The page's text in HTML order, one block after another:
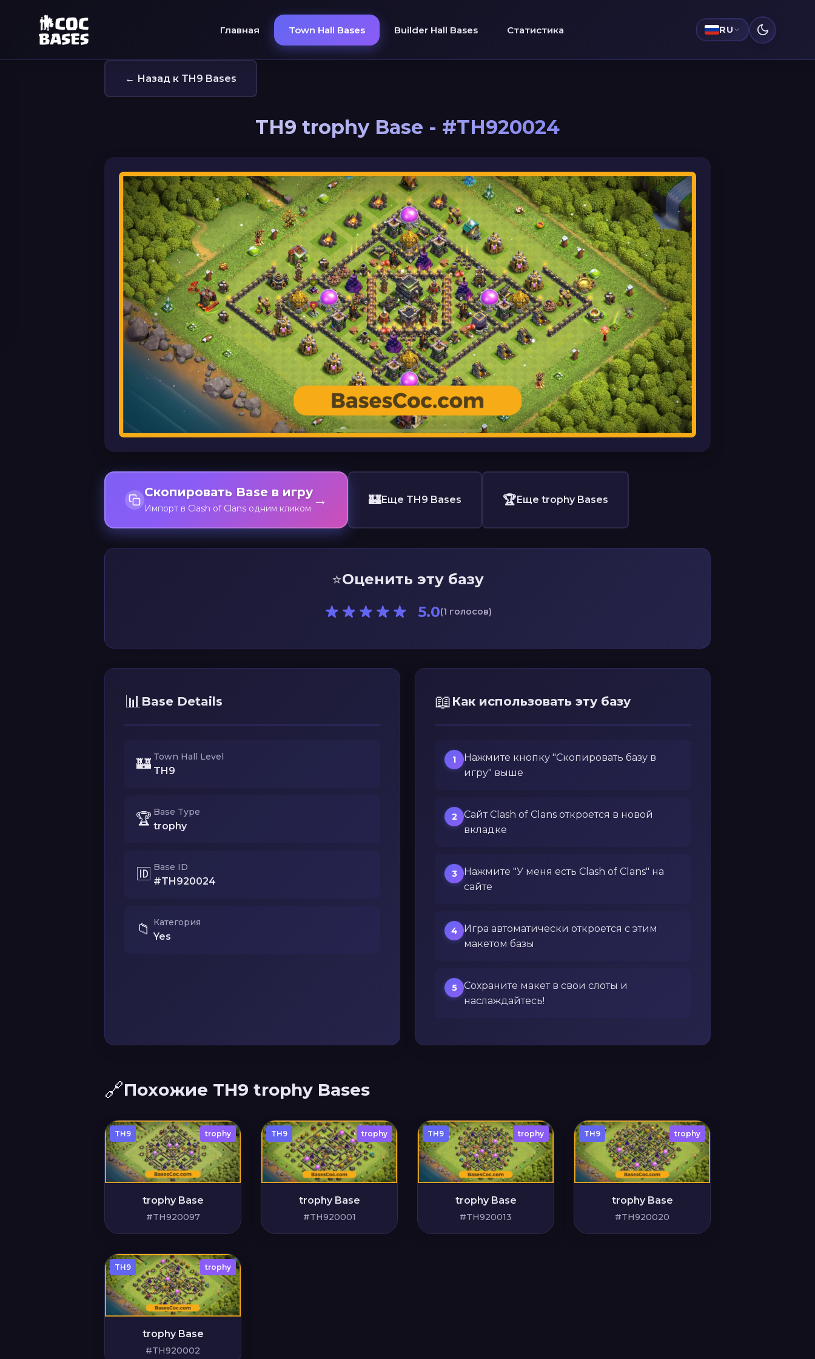
Главная Town Hall Bases Builder Hall Bases Статистика RU
← Назад к TH9 Bases
TH9 trophy Base - #TH920024
Скопировать Base в игру
Импорт в Clash of Clans одним кликом → 🏰Еще TH9 Bases 🏆 Еще trophy Bases
⭐Оценить эту базу
5.0(1 голосов)
📊Base Details
🏰 Town Hall Level
TH9
🏆 Base Type
trophy
🆔 Base ID
#TH920024
📁 Категория
Yes
📖 Как использовать эту базу
1
Нажмите кнопку "Скопировать базу в
игру" выше
2
Сайт Clash of Clans откроется в новой
вкладке
3
Нажмите "У меня есть Clash of Clans" на
сайте
4
Игра автоматически откроется с этим
макетом базы
5
Сохраните макет в свои слоты и
наслаждайтесь!
🔗Похожие TH9 trophy Bases
TH9 trophy
trophy Base
#TH920097
TH9 trophy
trophy Base
#TH920001
TH9 trophy
trophy Base
#TH920013
TH9 trophy
trophy Base
#TH920020
TH9 trophy
trophy Base
#TH920002